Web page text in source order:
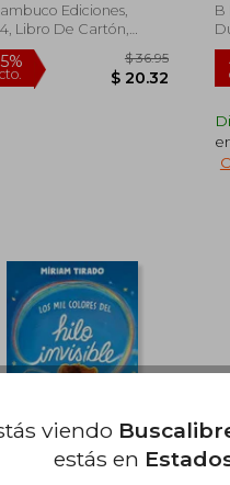
Ediciones,
Libro De Cartón,
45%
dcto.
B
viendo
estás en